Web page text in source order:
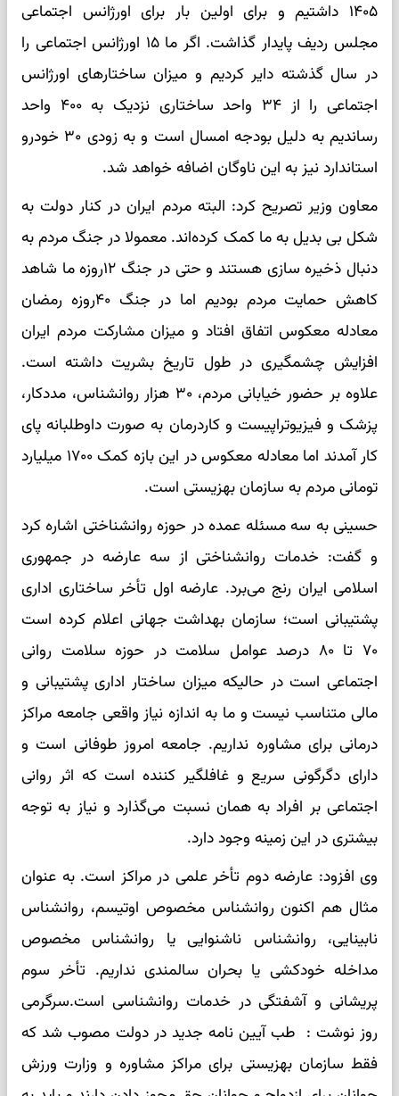
۱۴۰۵ داشتیم و برای اولین بار برای اورژانس اجتماعی
مجلس ردیف پایدار گذاشت. اگر ما ۱۵ اورژانس اجتماعی را
در سال گذشته دایر کردیم و میزان ساختارهای اورژانس
اجتماعی را از ۳۴ واحد ساختاری نزدیک به ۴۰۰ واحد
رساندیم به دلیل بودجه امسال است و به زودی ۳۰ خودرو
استاندارد نیز به این ناوگان اضافه خواهد شد.‌
معاون وزیر تصریح کرد: البته مردم ایران در کنار دولت به
شکل بی بدیل به ما کمک کرده‌اند. معمولا در جنگ مردم به
دنبال ذخیره سازی هستند و حتی در جنگ ۱۲روزه ما شاهد
کاهش حمایت مردم بودیم اما در جنگ ۴۰روزه رمضان
معادله معکوس اتفاق افتاد و میزان مشارکت مردم ایران
افزایش چشمگیری در طول تاریخ بشریت داشته است.
علاوه بر حضور خیابانی مردم، ۳۰ هزار روانشناس، مددکار،
پزشک و فیزیوتراپیست و کاردرمان به صورت داوطلبانه پای
کار آمدند اما معادله معکوس در این بازه کمک ۱۷۰۰ میلیارد
تومانی مردم به سازمان بهزیستی است.‌
حسینی به سه مسئله عمده در حوزه روانشناختی اشاره کرد
و گفت: خدمات روانشناختی از سه عارضه در جمهوری
اسلامی ایران رنج می‌برد. عارضه اول تأخر ساختاری اداری
پشتیبانی است؛ سازمان بهداشت جهانی اعلام کرده است
۷۰ تا ۸۰ درصد عوامل سلامت در حوزه سلامت روانی
اجتماعی است در حالیکه میزان ساختار اداری پشتیبانی و
مالی متناسب نیست و ما به اندازه نیاز واقعی جامعه مراکز
درمانی برای مشاوره نداریم. جامعه امروز طوفانی است و
دارای دگرگونی سریع و غافلگیر کننده است که اثر روانی
اجتماعی بر افراد به همان نسبت می‌گذارد و نیاز به توجه
بیشتری در این زمینه وجود دارد.
وی افزود: عارضه دوم تأخر علمی در مراکز است. به عنوان
مثال هم اکنون روانشناس مخصوص اوتیسم، روانشناس
نابینایی، روانشناس ناشنوایی یا روانشناس مخصوص
مداخله خودکشی یا بحران سالمندی نداریم. تأخر سوم
پریشانی و آشفتگی در خدمات روانشناسی است.سرگرمی
روز نوشت : طب آیین نامه جدید در دولت مصوب شد که
فقط سازمان بهزیستی برای مراکز مشاوره و وزارت ورزش